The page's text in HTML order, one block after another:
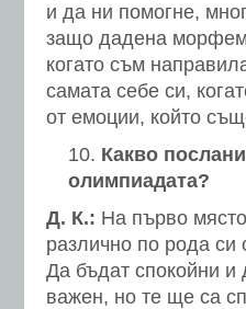
и да ни помогне,
защо дадена
когато съм
самата себе си,
от емоции, който
Какво
олимпиадата?
Д. К.: На първо
различно по рода
Да бъдат спокойни и
важен, но те ще са